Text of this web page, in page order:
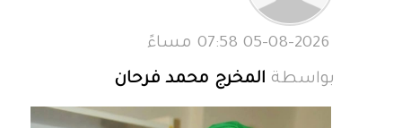
بواسطة المخرج محمد فرحان